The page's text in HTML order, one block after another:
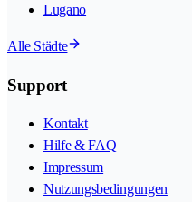
Lugano
Alle Städte
Support
Kontakt
Hilfe & FAQ
Impressum
Nutzungsbedingungen